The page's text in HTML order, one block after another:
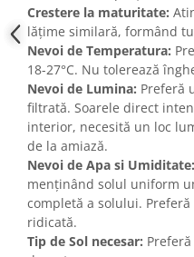
Crestere la maturitate:
lățime similară, formând
Nevoi de Temperatura:
18-27°C. Nu tolerează
Nevoi de Lumina: Preferă
filtrată. Soarele direct
interior, necesită un loc
de la amiază.
Nevoi de Apa si Umiditate:
menținând solul uniform
completă a solului.
ridicată.
Tip de Sol necesar: